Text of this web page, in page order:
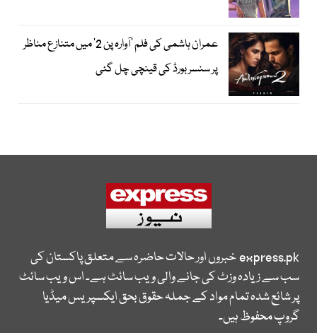
عمران ہاشمی کی فلم ’آوارہ پن 2‘ میں متنازع مناظر
پر سنسر بورڈ کی قینچی چل گئی
express.pkخبروں اور حالات حاضرہ سے متعلق پاکستان کی
سب سے زیادہ وزٹ کی جانے والی ویب سائٹ ہے۔ اس ویب سائٹ
پر شائع شدہ تمام مواد کے جملہ حقوق بحق ایکسپریس میڈیا
گروپ محفوظ ہیں۔